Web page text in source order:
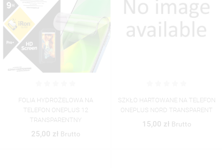
FOLIA HYDROŻELOWA NA
TELEFON ONEPLUS 12
TRANSPARENTNY
25,00 zł Brutto
SZKŁO HARTOWANE NA TELEFON
ONEPLUS NORD TRANSPARENT
15,00 zł Brutto